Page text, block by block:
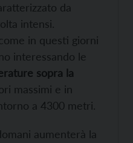
da
intensi.
in questi giorni
interessando le
sopra la
massimi e in
a 4300 metri.
aumenterà la